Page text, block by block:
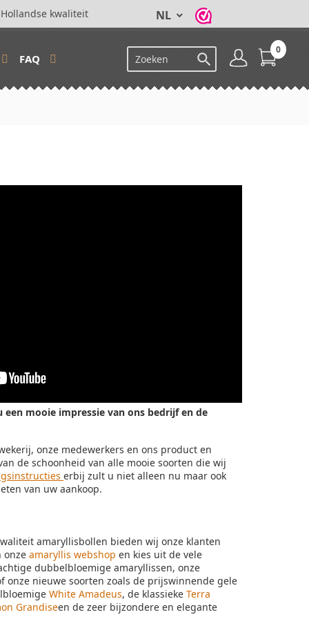
kwaliteit NL
FAQ 
0
mooie impressie van ons bedrijf en de
onze medewerkers en ons product en
de schoonheid van alle mooie soorten die wij
erbij zult u niet alleen nu maar ook
van uw aankoop.
amaryllisbollen bieden wij onze klanten
onze amaryllis webshop en kies uit de vele
dubbelbloemige amaryllissen, onze
onze nieuwe soorten zoals de prijswinnende gele
White Amadeus, de klassieke Terra
Grandiseen de zeer bijzondere en elegante